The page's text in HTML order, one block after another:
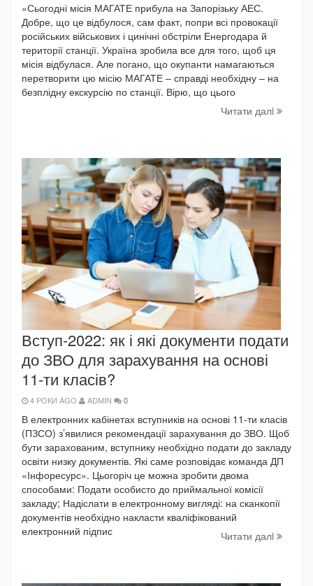
«Сьогодні місія МАГАТЕ прибула на Запорізьку АЕС.
Добре, що це відбулося, сам факт, попри всі провокації
російських військових і цинічні обстріли Енергодара й
території станції. Україна зробила все для того, щоб ця
місія відбулася. Але погано, що окупанти намагаються
перетворити цю місію МАГАТЕ – справді необхідну – на
безплідну екскурсію по станції. Вірю, що цього
Читати далi
Вступ-2022: як і які документи подати
до ЗВО для зарахування на основі
11-ти класів?
4 РОКИ AGO ADMIN 0
В електронних кабінетах вступників на основі 11-ти класів
(ПЗСО) з’явилися рекомендації зарахування до ЗВО. Щоб
бути зарахованим, вступнику необхідно подати до закладу
освіти низку документів. Які саме розповідає команда ДП
«Інфоресурс». Цьогоріч це можна зробити двома
способами: Подати особисто до приймальної комісії
закладу; Надіслати в електронному вигляді: на сканкопії
документів необхідно накласти кваліфікований
електронний підпис
Читати далi